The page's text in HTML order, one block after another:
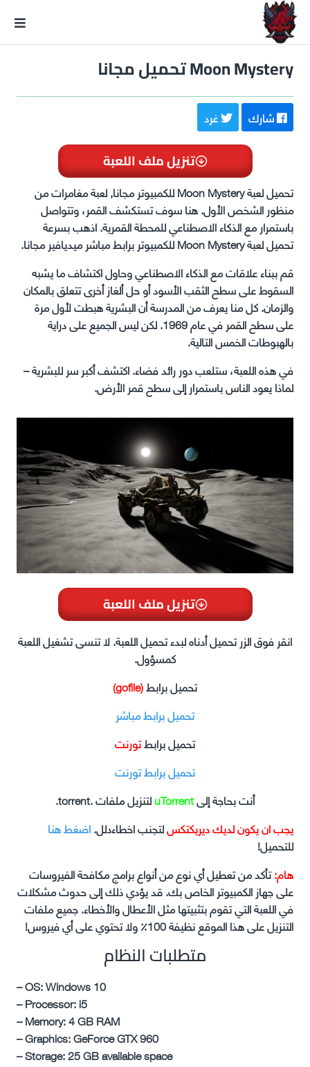
Moon Mystery تحميل مجانا
شارك غرد
تنزيل ملف اللعبة
تحميل لعبة Moon Mystery للكمبيوتر مجانا, لعبة مغامرات من
منظور الشخص الأول. هنا سوف تستكشف القمر، وتتواصل
باستمرار مع الذكاء الاصطناعي للمحطة القمرية.اذهب بسرعة
تحميل لعبة Moon Mystery للكمبيوتر برابط مباشر ميديافير مجانا.
قم ببناء علاقات مع الذكاء الاصطناعي وحاول اكتشاف ما يشبه
السقوط على سطح الثقب الأسود أو حل ألغاز أخرى تتعلق بالمكان
والزمان. كل منا يعرف من المدرسة أن البشرية هبطت لأول مرة
على سطح القمر في عام 1969. لكن ليس الجميع على دراية
بالهبوطات الخمس التالية.
في هذه اللعبة، ستلعب دور رائد فضاء. اكتشف أكبر سر للبشرية –
لماذا يعود الناس باستمرار إلى سطح قمر الأرض.
تنزيل ملف اللعبة
انقر فوق الزر تحميل أدناه لبدء تحميل اللعبة. لا تنسى تشغيل اللعبة
كمسؤول.
تحميل برابط(gofile)
تحميل برابط مباشر
تحميل برابطتورنت
تحميل برابط تورنت
أنت بحاجة إلىuTorrentلتنزيل ملفات .torrent.
يجب ان يكون لديك ديريكتكسلتجنب اخطاءدلل.اضغط هنا
للتحميل!
هام:تأكد من تعطيل أي نوع من أنواع برامج مكافحة الفيروسات
على جهاز الكمبيوتر الخاص بك. قد يؤدي ذلك إلى حدوث مشكلات
في اللعبة التي تقوم بتثبيتها مثل الأعطال والأخطاء. جميع ملفات
التنزيل على هذا الموقع نظيفة 100٪ ولا تحتوي على أي فيروس!
متطلبات النظام
– OS: Windows 10
– Processor: i5
– Memory: 4 GB RAM
– Graphics: GeForce GTX 960
– Storage: 25 GB available space